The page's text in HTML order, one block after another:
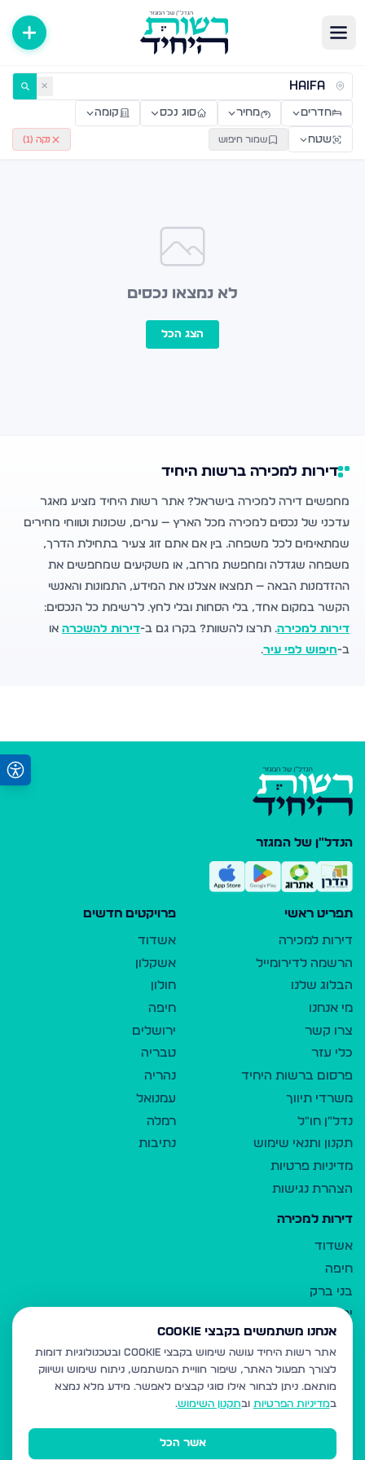
דירות למכירה ולהשכרה — רשות היחיד ✕
חדרים מחיר סוג נכס קומה
שטח שמור חיפוש נקה ( 1
)
לא נמצאו נכסים
הצג הכל
דירות למכירה ברשות היחיד
מחפשים דירה למכירה בישראל? אתר רשות היחיד מציע מאגר
עדכני של נכסים למכירה מכל הארץ — ערים, שכונות וטווחי מחירים
שמתאימים לכל משפחה. בין אם אתם זוג צעיר בתחילת הדרך,
משפחה שגדלה ומחפשת מרחב, או משקיעים שמחפשים את
ההזדמנות הבאה — תמצאו אצלנו את המידע, התמונות והאנשי
הקשר במקום אחד, בלי הסחות ובלי לחץ. לרשימת כל הנכסים:
דירות למכירה. תרצו להשוות? בקרו גם ב-דירות להשכרה או
ב-חיפוש לפי עיר.
הנדל"ן של המגזר
תפריט ראשי
דירות למכירה
הרשמה לדירומייל
הבלוג שלנו
מי אנחנו
צרו קשר
כלי עזר
פרסום ברשות היחיד
משרדי תיווך
נדל"ן חו"ל
תקנון ותנאי שימוש
מדיניות פרטיות
הצהרת נגישות
פרויקטים חדשים
אשדוד
אשקלון
חולון
חיפה
ירושלים
טבריה
נהריה
עמנואל
רמלה
נתיבות
דירות למכירה
אשדוד
חיפה
בני ברק
ירושלים
אלעד
גבעת זאב
בית שמש
רכסים
מודיעין עילית
אנחנו משתמשים בקבצי Cookie
אתר רשות היחיד עושה שימוש בקבצי Cookie ובטכנולוגיות דומות
לצורך תפעול האתר, שיפור חוויית המשתמש, ניתוח שימוש ושיווק
מותאם. ניתן לבחור אילו סוגי קבצים לאפשר. מידע מלא נמצא
במדיניות הפרטיות ובתקנון השימוש.
אשר הכל